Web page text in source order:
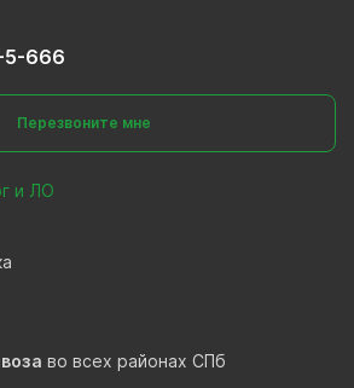
5-666
Перезвоните мне
и ЛО
во всех районах СПб